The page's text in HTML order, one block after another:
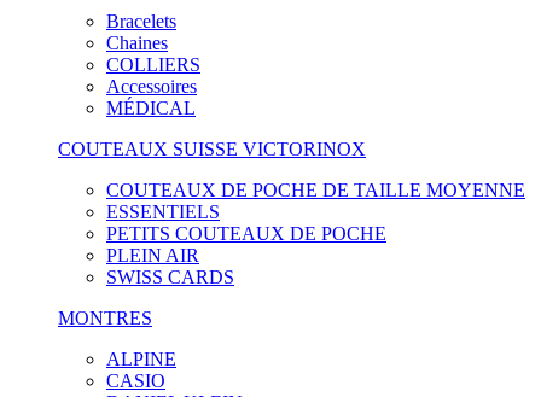
Bracelets
Chaines
COLLIERS
Accessoires
MÉDICAL
COUTEAUX SUISSE VICTORINOX
COUTEAUX DE POCHE DE TAILLE MOYENNE
ESSENTIELS
PETITS COUTEAUX DE POCHE
PLEIN AIR
SWISS CARDS
MONTRES
ALPINE
CASIO